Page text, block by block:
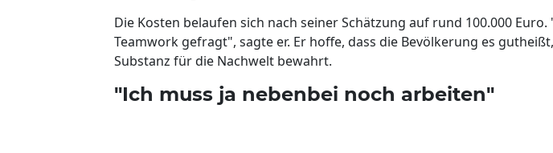
Die Kosten belaufen sich nach seiner Schätzung auf rund 100.000 Euro.
Teamwork gefragt", sagte er. Er hoffe, dass die Bevölkerung es
Substanz für die Nachwelt bewahrt.
"Ich muss ja nebenbei noch arbeiten"